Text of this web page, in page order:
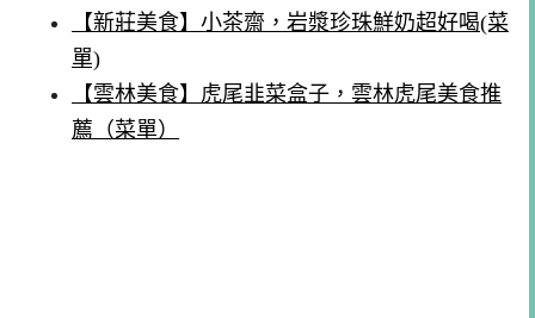
【新莊美食】小茶齋，岩漿珍珠鮮奶超好喝(菜
單)
【雲林美食】虎尾韭菜盒子，雲林虎尾美食推
薦（菜單）